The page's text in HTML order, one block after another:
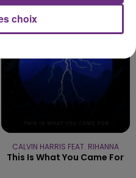
19h29
19h29
CALVIN HARRIS FEAT. RIHANNA
This Is What You Came For
choix